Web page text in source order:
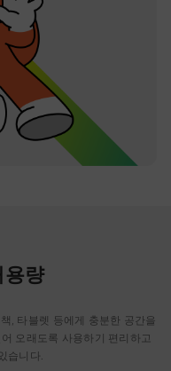
용량
, 타블렛 등에게 충분한 공간을
오래도록 사용하기 편리하고
습니다.